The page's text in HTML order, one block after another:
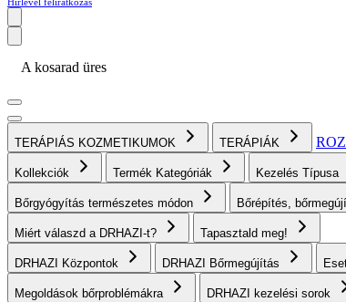
A kosarad üres
TERÁPIÁS KOZMETIKUMOK TERÁPIÁK
Kollekciók Termék Kategóriák Kezelés Típusa
Bőrgyógyítás természetes módon Bőrépítés,
Miért válaszd a DRHAZI-t? Tapasztald meg!
DRHAZI Központok DRHAZI Bőrmegújítás
Megoldások bőrproblémákra DRHAZI kezelési sorok